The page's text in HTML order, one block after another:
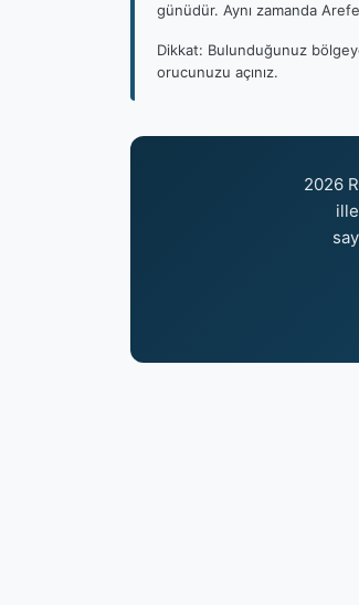
günüdür. Aynı zamanda
Dikkat: Bulunduğunuz
orucunuzu açınız.
2026